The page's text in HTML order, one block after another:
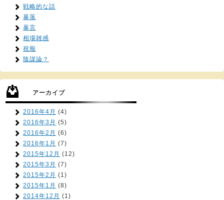
戦略的な話
暴落
暴言
相場雑感
祝報
陰謀論？
アーカイブ
2016年4月 (4)
2016年3月 (5)
2016年2月 (6)
2016年1月 (7)
2015年12月 (12)
2015年3月 (7)
2015年2月 (1)
2015年1月 (8)
2014年12月 (1)